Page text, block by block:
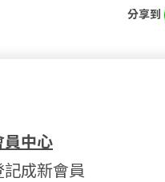
分享到
員中心
記成新會員